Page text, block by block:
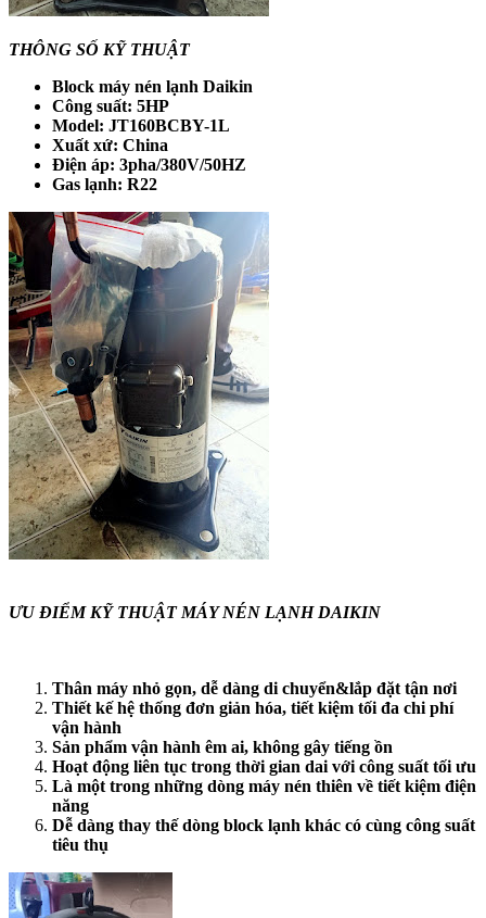
THÔNG SỐ KỸ THUẬT
Block máy nén lạnh Daikin
Công suất: 5HP
Model: JT160BCBY-1L
Xuất xứ: China
Điện áp: 3pha/380V/50HZ
Gas lạnh: R22
ƯU ĐIỂM KỸ THUẬT MÁY NÉN LẠNH DAIKIN
Thân máy nhỏ gọn, dễ dàng di chuyển&lắp đặt tận nơi
Thiết kế hệ thống đơn giản hóa, tiết kiệm tối đa chi phí
vận hành
Sản phẩm vận hành êm ai, không gây tiếng ồn
Hoạt động liên tục trong thời gian dai với công suất tối ưu
Là một trong những dòng máy nén thiên về tiết kiệm điện
năng
Dễ dàng thay thế dòng block lạnh khác có cùng công suất
tiêu thụ